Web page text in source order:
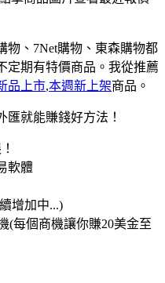
物、7Net購物、東森購物都
定期有特價商品。我從推薦
品上市,本週新上架商品。
就能賺錢好方法！
軟體
增加中...)
(每個商機讓你賺20美金至